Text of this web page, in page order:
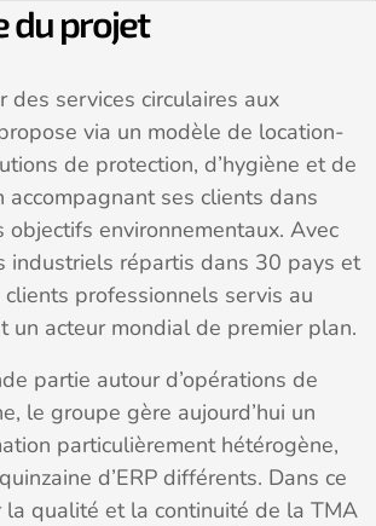
du projet
des services circulaires aux
via un modèle de location-
de protection, d’hygiène et de
ses clients dans
objectifs environnementaux. Avec
industriels répartis dans 30 pays et
professionnels servis au
un acteur mondial de premier plan.
partie autour d’opérations de
le groupe gère aujourd’hui un
particulièrement hétérogène,
d’ERP différents. Dans ce
la qualité et la continuité de la TMA